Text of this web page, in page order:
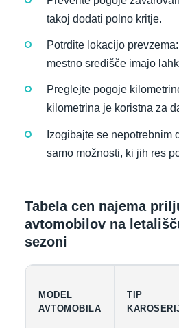
takoj dodati polno kritje.
Potrdite lokacijo
mestno središče imajo
Preglejte pogoje
kilometrina je koristna za
Izogibajte se nepotrebnim
samo možnosti, ki jih res
Tabela cen najema
avtomobilov na
sezoni
MODEL
AVTOMOBILA
TIP